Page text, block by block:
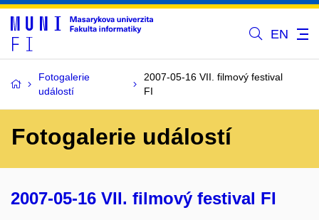
EN
Fotogalerie
událostí
2007-05-16 VII. filmový festival
FI
Fotogalerie událostí
2007-05-16 VII. filmový festival FI